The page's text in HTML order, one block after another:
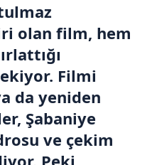
olan film, hem
Filmi
da yeniden
Şabaniye
ve çekim
Peki,